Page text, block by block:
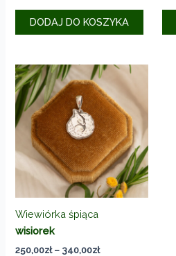
DODAJ DO KOSZYKA
Wiewiórka śpiąca
wisiorek
250,00zł – 340,00złZakres